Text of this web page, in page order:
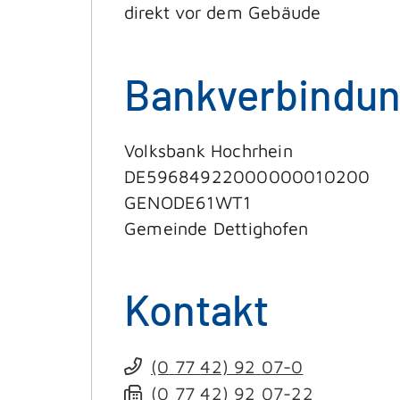
direkt vor dem Gebäude
Volksbank Hochrhein
DE59684922000000010200
GENODE61WT1
Gemeinde Dettighofen
Kontakt
(0 77 42) 92 07-0
(0 77 42) 92 07-22